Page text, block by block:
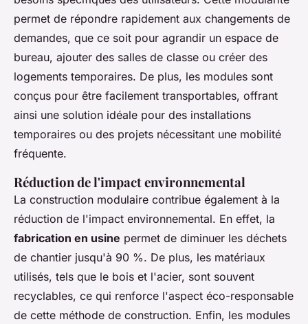
permet de répondre rapidement aux changements de
demandes, que ce soit pour agrandir un espace de
bureau, ajouter des salles de classe ou créer des
logements temporaires. De plus, les modules sont
conçus pour être facilement transportables, offrant
ainsi une solution idéale pour des installations
temporaires ou des projets nécessitant une mobilité
fréquente.
Réduction de l'impact environnemental
La construction modulaire contribue également à la
réduction de l'impact environnemental. En effet, la
fabrication en usine permet de diminuer les déchets
de chantier jusqu'à 90 %. De plus, les matériaux
utilisés, tels que le bois et l'acier, sont souvent
recyclables, ce qui renforce l'aspect éco-responsable
de cette méthode de construction. Enfin, les modules